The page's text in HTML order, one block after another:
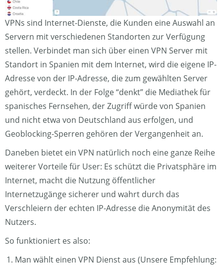
VPNs sind Internet-Dienste, die Kunden eine Auswahl an
Servern mit verschiedenen Standorten zur Verfügung
stellen. Verbindet man sich über einen VPN Server mit
Standort in Spanien mit dem Internet, wird die eigene IP-
Adresse von der IP-Adresse, die zum gewählten Server
gehört, verdeckt. In der Folge “denkt” die Mediathek für
spanisches Fernsehen, der Zugriff würde von Spanien
und nicht etwa von Deutschland aus erfolgen, und
Geoblocking-Sperren gehören der Vergangenheit an.
Daneben bietet ein VPN natürlich noch eine ganze Reihe
weiterer Vorteile für User: Es schützt die Privatsphäre im
Internet, macht die Nutzung öffentlicher
Internetzugänge sicherer und wahrt durch das
Verschleiern der echten IP-Adresse die Anonymität des
Nutzers.
So funktioniert es also:
Man wählt einen VPN Dienst aus (Unsere Empfehlung: